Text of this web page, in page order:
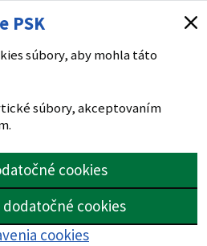
PSK
súbory, aby mohla táto
súbory, akceptovaním
cookies
cookies
cookies